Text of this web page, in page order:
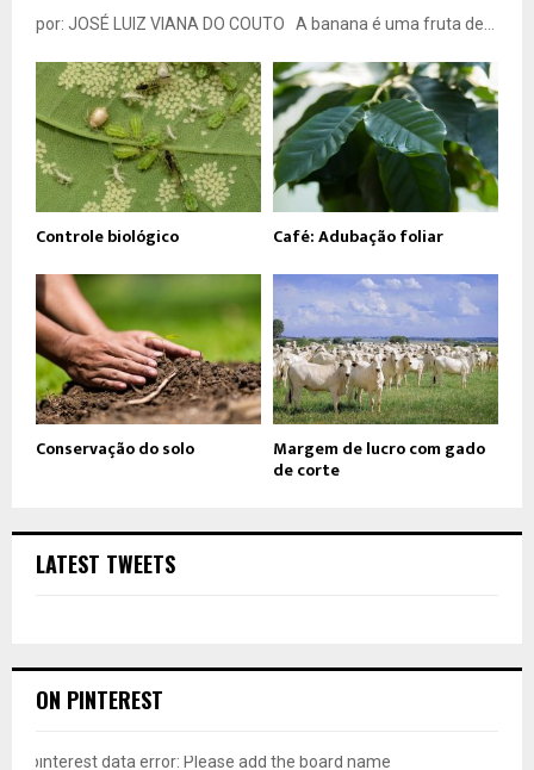
por: JOSÉ LUIZ VIANA DO COUTO A banana é uma fruta de...
Controle biológico Café: Adubação foliar
Conservação do solo Margem de lucro com gado
de corte
LATEST TWEETS
ON PINTEREST
pinterest data error: Please add the board name